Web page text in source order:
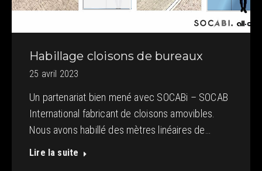
Habillage cloisons de bureaux
25 avril 2023
Un partenariat bien mené avec SOCABi – SOCAB
International fabricant de cloisons amovibles.
Nous avons habillé des mètres linéaires de…
Lire la suite